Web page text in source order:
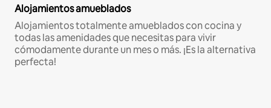
Alojamientos amueblados
Alojamientos totalmente amueblados con cocina y
todas las amenidades que necesitas para vivir
cómodamente durante un mes o más. ¡Es la alternativa
perfecta!